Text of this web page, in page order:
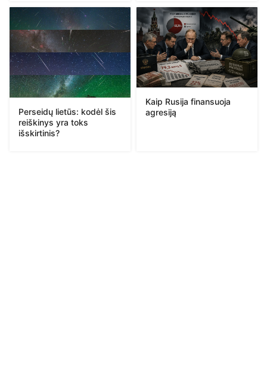
Perseidų lietūs: kodėl šis
reiškinys yra toks
išskirtinis?
Kaip Rusija finansuoja
agresiją